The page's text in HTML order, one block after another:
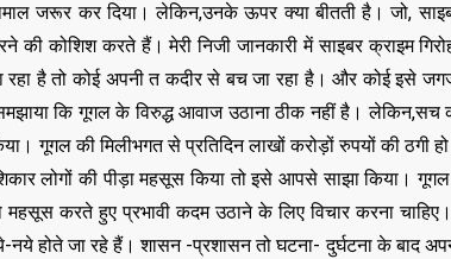
जरूर कर दिया। लेकिन,उनके ऊपर क्या बीतती है। जो,
कोशिश करते हैं। मेरी निजी जानकारी में साइबर क्राइम
है तो कोई अपनी त कदीर से बच जा रहा है। और कोई इसे
कि गूगल के विरुद्ध आवाज उठाना ठीक नहीं है।
गूगल की मिलीभगत से प्रतिदिन लाखों करोड़ों रुपयों की ठगी हो
लोगों की पीड़ा महसूस किया तो इसे आपसे साझा किया।
करते हुए प्रभावी कदम उठाने के लिए विचार करना चाहिए।
होते जा रहे हैं। शासन -प्रशासन तो घटना- दुर्घटना के बाद